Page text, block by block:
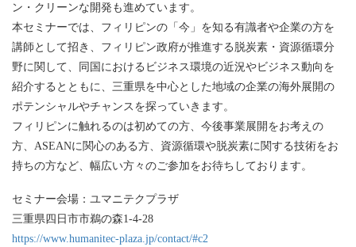
ン・クリーンな開発も進めています。
本セミナーでは、フィリピンの「今」を知る有識者や企業の方を
講師として招き、フィリピン政府が推進する脱炭素・資源循環分
野に関して、同国におけるビジネス環境の近況やビジネス動向を
紹介するとともに、三重県を中心とした地域の企業の海外展開の
ポテンシャルやチャンスを探っていきます。
フィリピンに触れるのは初めての方、今後事業展開をお考えの
方、ASEANに関心のある方、資源循環や脱炭素に関する技術をお
持ちの方など、幅広い方々のご参加をお待ちしております。
セミナー会場：ユマニテクプラザ
三重県四日市市鵜の森1-4-28
https://www.humanitec-plaza.jp/contact/#c2